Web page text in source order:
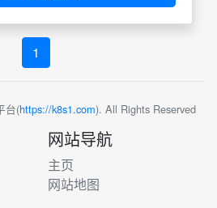
1
台(https://k8s1.com). All Rights Reserved
网站导航
主页
网站地图